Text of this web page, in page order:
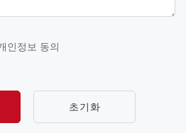
인정보 동의
초기화